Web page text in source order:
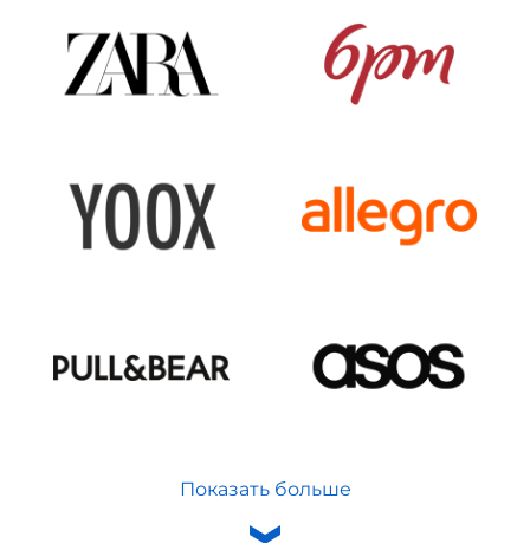
Показать больше